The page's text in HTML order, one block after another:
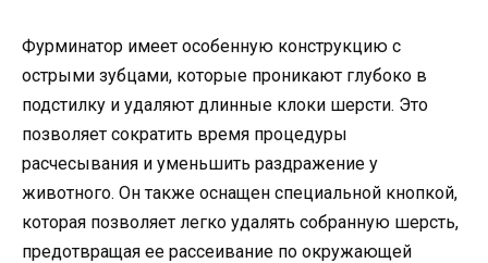
Фурминатор имеет особенную конструкцию с
острыми зубцами, которые проникают глубоко в
подстилку и удаляют длинные клоки шерсти. Это
позволяет сократить время процедуры
расчесывания и уменьшить раздражение у
животного. Он также оснащен специальной кнопкой,
которая позволяет легко удалять собранную шерсть,
предотвращая ее рассеивание по окружающей